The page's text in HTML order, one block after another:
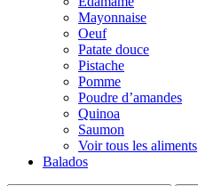
Mayonnaise
Oeuf
Patate douce
Pistache
Pomme
Poudre d’amandes
Quinoa
Saumon
Voir tous les aliments
Balados